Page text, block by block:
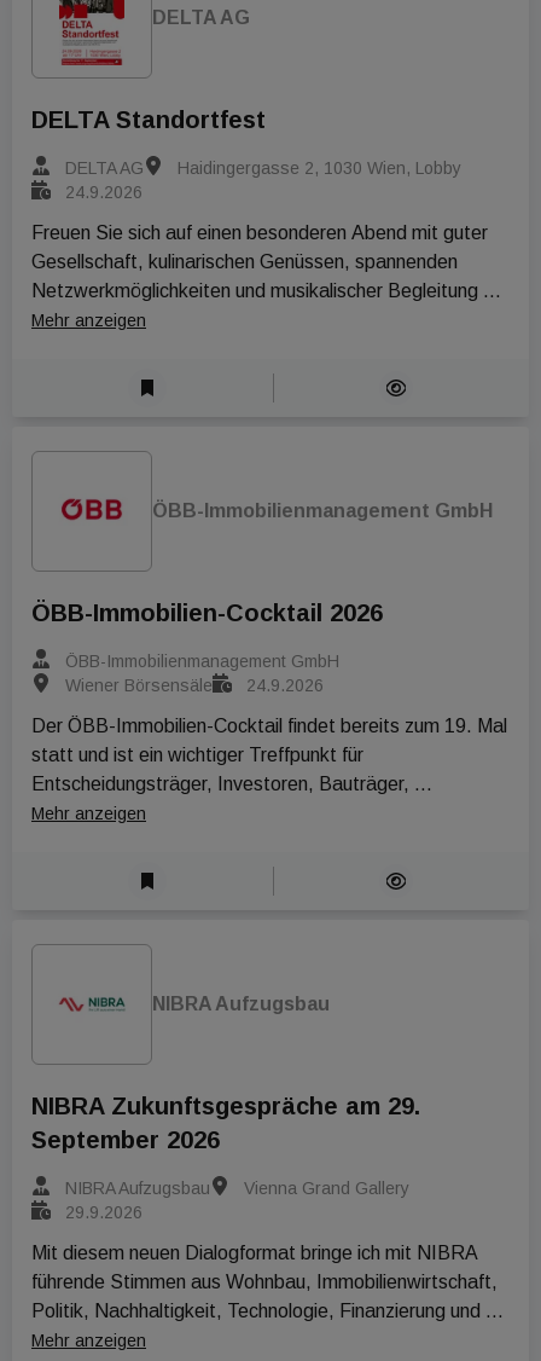
DELTA AG
DELTA Standortfest
DELTA AG
Haidingergasse 2, 1030 Wien, Lobby
24.9.2026
Freuen Sie sich auf einen besonderen Abend mit guter
Gesellschaft, kulinarischen Genüssen, spannenden
Netzwerkmöglichkeiten und musikalischer Begleitung
durch den DELTA DJ.
Mehr anzeigen
ÖBB-Immobilienmanagement GmbH
ÖBB-Immobilien-Cocktail 2026
ÖBB-Immobilienmanagement GmbH
Wiener Börsensäle
24.9.2026
Der ÖBB-Immobilien-Cocktail findet bereits zum 19. Mal
statt und ist ein wichtiger Treffpunkt für
Entscheidungsträger, Investoren, Bauträger,
Architekten und Fachleute aus der Bau- und
GmbH - ein Tochterunternehmen der Österreichischen
Bundesbahnen (ÖBB) - hat sich auf die Verwaltung und
Mehr anzeigen
NIBRA Aufzugsbau
NIBRA Zukunftsgespräche am 29.
September 2026
NIBRA Aufzugsbau
Vienna Grand Gallery
29.9.2026
Mit diesem neuen Dialogformat bringe ich mit NIBRA
führende Stimmen aus Wohnbau, Immobilienwirtschaft,
Politik, Nachhaltigkeit, Technologie, Finanzierung und
Gebäudebetrieb zusammen. Der Auftakt widmet sich
Mehr anzeigen